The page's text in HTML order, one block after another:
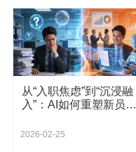
从“入职焦虑”到“沉浸融
入”：AI如何重塑新员工
2026-02-25